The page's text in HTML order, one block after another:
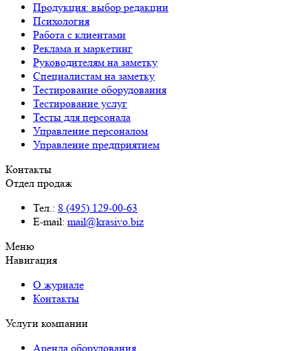
Продукция: выбор редакции
Психология
Работа с клиентами
Реклама и маркетинг
Руководителям на заметку
Специалистам на заметку
Тестирование оборудования
Тестирование услуг
Тесты для персонала
Управление персоналом
Управление предприятием
Контакты
Отдел продаж
Тел.: 8 (495) 129-00-63
E-mail: mail@krasivo.biz
Меню
Навигация
О журнале
Контакты
Услуги компании
Аренда оборудования